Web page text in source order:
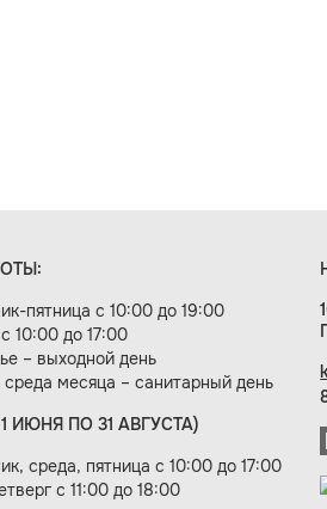
пятница с 10:00 до 19:00
10:00 до 17:00
– выходной день
среда месяца – санитарный день
ИЮНЯ ПО 31 АВГУСТА)
среда, пятница с 10:00 до 17:00
с 11:00 до 18:00
«Цифровой век»